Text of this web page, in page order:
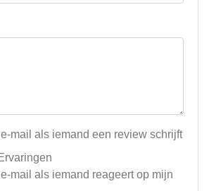
mail als iemand een review schrijft
mail als iemand reageert op mijn